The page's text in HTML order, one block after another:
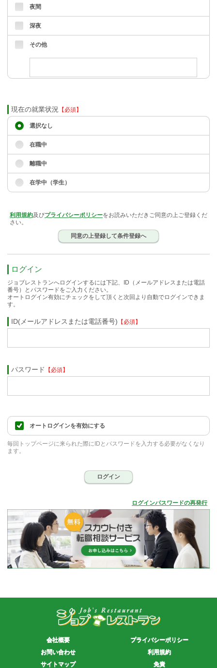
夜間
深夜
その他
現在の就業状況 【必須】
選択なし
在職中
離職中
在学中（学生）
利用規約及びプライバシーポリシーをお読みいただきご同意の上ご登録くだ
さい。
同意の上登録して条件登録へ
ログイン
ジョブレストランへログインするには下記、ID（メールアドレスまたは電話
番号）とパスワードをご入力ください。
オートログイン有効にチェックをして頂くと次回より自動でログインできま
す。
ID(メールアドレスまたは電話番号) 【必須】
パスワード 【必須】
オートログインを有効にする
毎回トップページに来られた際にIDとパスワードを入力する必要がなくなり
ます。
ログイン
ログインパスワードの再発行
会社概要
お問い合わせ
サイトマップ
プライバシーポリシー
利用規約
免責